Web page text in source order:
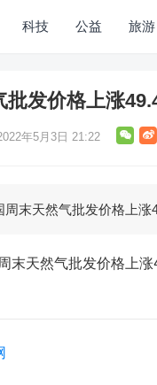
科技 公益 旅游
批发价格上涨
年5月3日 21:22
末天然气批发价格上涨
末天然气批发价格上